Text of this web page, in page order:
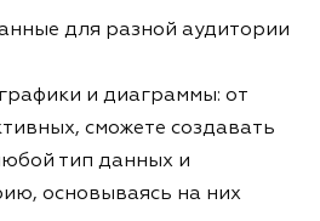
для разной аудитории
и диаграммы: от
сможете создавать
тип данных и
основываясь на них